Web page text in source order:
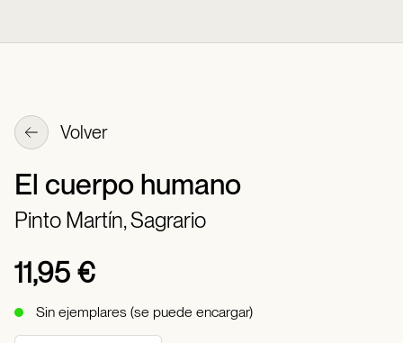
Volver
El cuerpo humano
Pinto Martín, Sagrario
11,95 €
Sin ejemplares (se puede encargar)